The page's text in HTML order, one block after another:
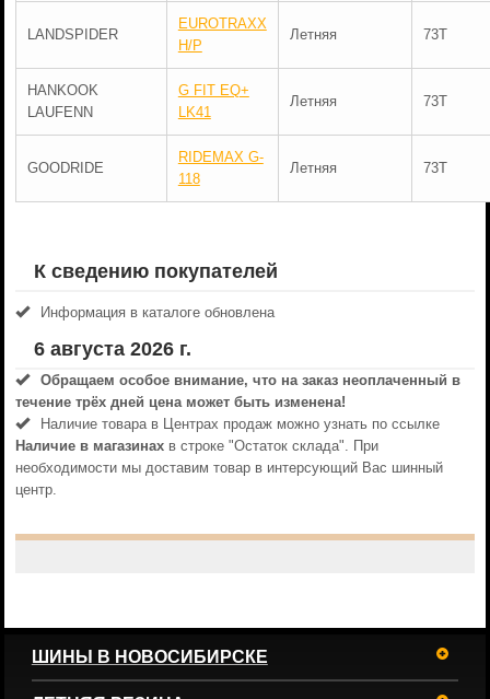
LANDSPIDER
EUROTRAXX
H/P
Летняя 73T
HANKOOK
LAUFENN
G FIT EQ+
LK41
Летняя 73T
GOODRIDE
RIDEMAX G-
118
Летняя 73T
К сведению покупателей
Информация в каталоге обновлена
6 августа 2026 г.
Обращаем особое внимание, что на заказ неоплаченный в
течениe трёх дней цена может быть изменена!
Наличие товара в Центрах продаж можно узнать по ссылке
Наличие в магазинахв строке "Остаток склада". При
необходимости мы доставим товар в интерсующий Вас шинный
центр.
ШИНЫ В НОВОСИБИРСКЕ